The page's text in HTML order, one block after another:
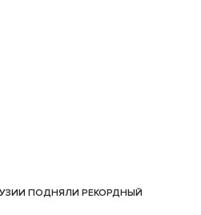
ПОДНЯЛИ РЕКОРДНЫЙ